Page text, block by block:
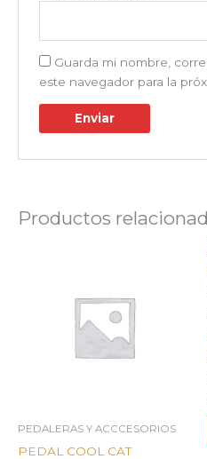
Guarda mi nombre,
este navegador para la
Productos
PEDALERAS Y ACCCESORIOS
PEDAL COOL CAT